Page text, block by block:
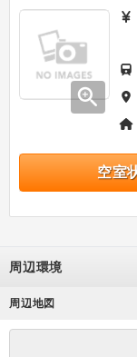
zoom_in
空室
周辺環境
周辺地図